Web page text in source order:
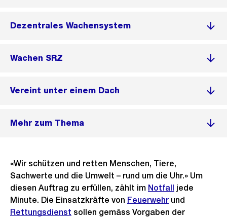
Dezentrales Wachensystem
Wachen SRZ
Vereint unter einem Dach
Mehr zum Thema
«Wir schützen und retten Menschen, Tiere,
Sachwerte und die Umwelt – rund um die Uhr.» Um
diesen Auftrag zu erfüllen, zählt im Notfall jede
Minute. Die Einsatzkräfte von Feuerwehr und
Rettungsdienst sollen gemäss Vorgaben der